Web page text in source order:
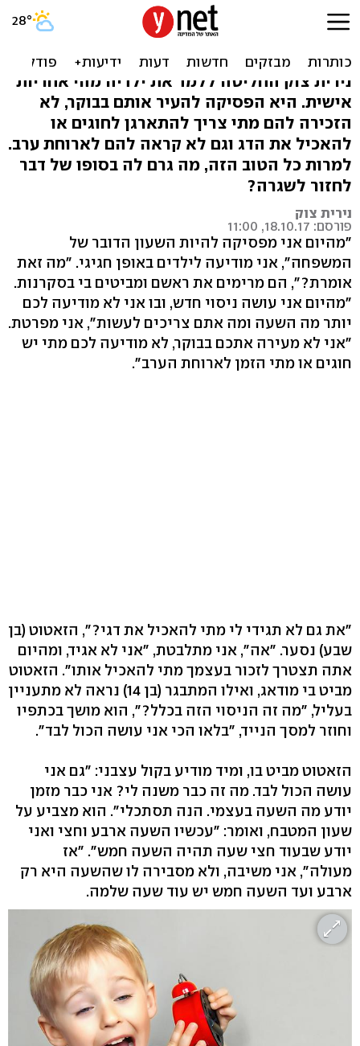
היום שבו אימא הפסיקה
להיות השעון הדובר
נירית צוק החליטה ללמד את ילדיה מהי אחריות
אישית. היא הפסיקה להעיר אותם בבוקר, לא
הזכירה להם מתי צריך להתארגן לחוגים או
להאכיל את הדג וגם לא קראה להם לארוחת ערב.
למרות כל הטוב הזה, מה גרם לה בסופו של דבר
לחזור לשגרה?
נירית צוק
פורסם: 18.10.17, 11:00
"מהיום אני מפסיקה להיות השעון הדובר של
המשפחה", אני מודיעה לילדים באופן חגיגי. "מה זאת
אומרת?", הם מרימים את ראשם ומביטים בי בסקרנות.
"מהיום אני עושה ניסוי חדש, ובו אני לא מודיעה לכם
יותר מה השעה ומה אתם צריכים לעשות", אני מפרטת.
"אני לא מעירה אתכם בבוקר, לא מודיעה לכם מתי יש
חוגים או מתי הזמן לארוחת הערב".
"את גם לא תגידי לי מתי להאכיל את דגי?", הזאטוט (בן
שבע) נסער. "אה", אני מתלבטת, "אני לא אגיד, ומהיום
אתה תצטרך לזכור בעצמך מתי להאכיל אותו". הזאטוט
מביט בי מודאג, ואילו המתבגר (בן 14) נראה לא מתעניין
בעליל, "מה זה הניסוי הזה בכלל?", הוא מושך בכתפיו
וחוזר למסך הנייד, "בלאו הכי אני עושה הכול לבד".
הזאטוט מביט בו, ומיד מודיע בקול עצבני: "גם אני
עושה הכול לבד. מה זה כבר משנה לי? אני כבר מזמן
יודע מה השעה בעצמי. הנה תסתכלי". הוא מצביע על
שעון המטבח, ואומר: "עכשיו השעה ארבע וחצי ואני
יודע שבעוד חצי שעה תהיה השעה חמש". "אז
מעולה", אני משיבה, ולא מסבירה לו שהשעה היא רק
ארבע ועד השעה חמש יש עוד שעה שלמה.